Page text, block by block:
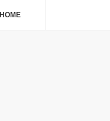
HOME